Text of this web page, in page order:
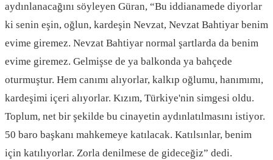
aydınlanacağını söyleyen Güran, “Bu iddianamede diyorlar
ki senin eşin, oğlun, kardeşin Nevzat, Nevzat Bahtiyar benim
evime giremez. Nevzat Bahtiyar normal şartlarda da benim
evime giremez. Gelmişse de ya balkonda ya bahçede
oturmuştur. Hem canımı alıyorlar, kalkıp oğlumu, hanımımı,
kardeşimi içeri alıyorlar. Kızım, Türkiye'nin simgesi oldu.
Toplum, net bir şekilde bu cinayetin aydınlatılmasını istiyor.
50 baro başkanı mahkemeye katılacak. Katılsınlar, benim
için katılıyorlar. Zorla denilmese de gideceğiz” dedi.